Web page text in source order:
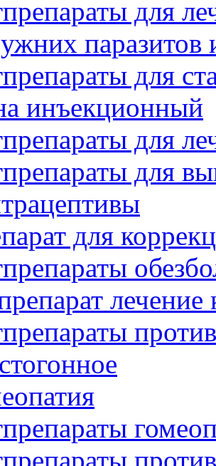
для
для
инъекционный
для
для
для